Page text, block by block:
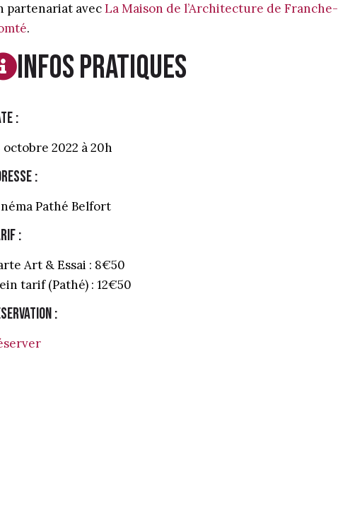
partenariat avecLa Maison de l’Architecture de Franche-
.
Infos PRATIQUES
:
octobre 2022 à 20h
:
Pathé Belfort
:
Art & Essai : 8€50
tarif (Pathé) : 12€50
: